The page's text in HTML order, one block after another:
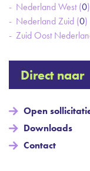
Nederland West (0)
Nederland Zuid (0)
Zuid Oost
Direct naar
Open
Downloads
Contact